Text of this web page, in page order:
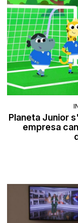
Planeta Junior
empresa